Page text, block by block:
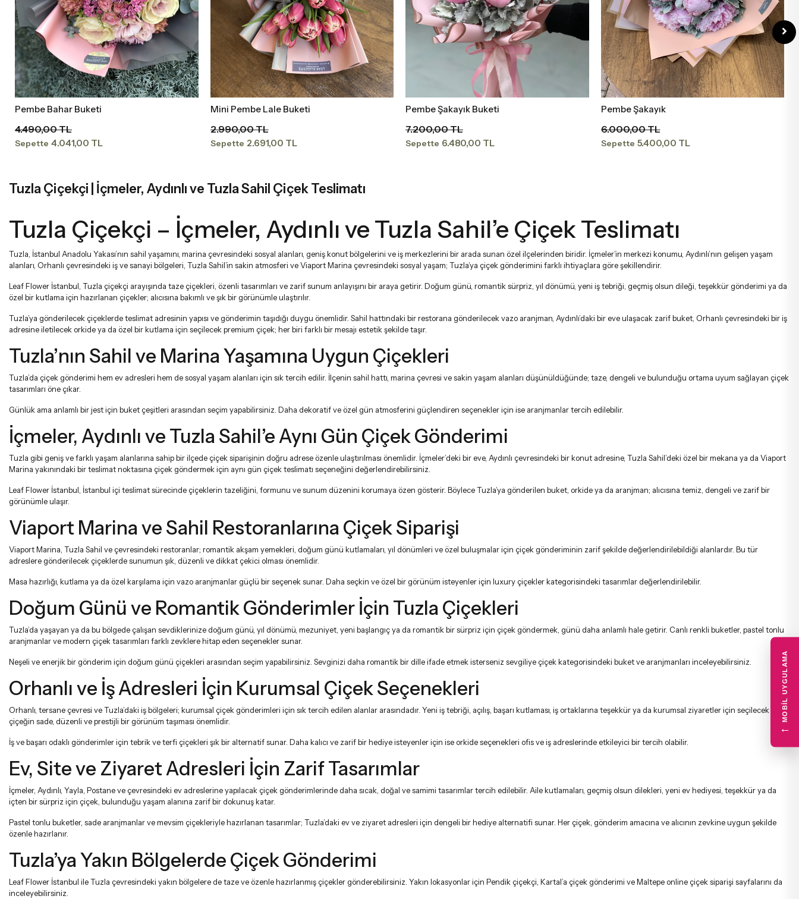
Sepete Ekle
Pembe Bahar Buketi
4.490,00 TL
Sepette 4.041,00 TL
Sepete Ekle
Mini Pembe Lale Buketi
2.990,00 TL
Sepette 2.691,00 TL
Sepete Ekle
Pembe Şakayık Buketi
7.200,00 TL
Sepette 6.480,00 TL
Pembe Şakayık
6.000,00 TL
Sepette 5.400,00 TL
Tuzla Çiçekçi | İçmeler, Aydınlı ve Tuzla Sahil Çiçek Teslimatı
Tuzla Çiçekçi – İçmeler, Aydınlı ve Tuzla Sahil’e Çiçek Teslimatı
Tuzla, İstanbul Anadolu Yakası’nın sahil yaşamını, marina çevresindeki sosyal alanları, geniş konut bölgelerini ve iş merkezlerini bir arada sunan özel ilçelerinden biridir. İçmeler’in merkezi konumu, Aydınlı’nın gelişen yaşam
alanları, Orhanlı çevresindeki iş ve sanayi bölgeleri, Tuzla Sahil’in sakin atmosferi ve Viaport Marina çevresindeki sosyal yaşam; Tuzla’ya çiçek gönderimini farklı ihtiyaçlara göre şekillendirir.
Leaf Flower İstanbul, Tuzla çiçekçi arayışında taze çiçekleri, özenli tasarımları ve zarif sunum anlayışını bir araya getirir. Doğum günü, romantik sürpriz, yıl dönümü, yeni iş tebriği, geçmiş olsun dileği, teşekkür gönderimi ya da
özel bir kutlama için hazırlanan çiçekler; alıcısına bakımlı ve şık bir görünümle ulaştırılır.
Tuzla’ya gönderilecek çiçeklerde teslimat adresinin yapısı ve gönderimin taşıdığı duygu önemlidir. Sahil hattındaki bir restorana gönderilecek vazo aranjman, Aydınlı’daki bir eve ulaşacak zarif buket, Orhanlı çevresindeki bir iş
adresine iletilecek orkide ya da özel bir kutlama için seçilecek premium çiçek; her biri farklı bir mesajı estetik şekilde taşır.
Tuzla’nın Sahil ve Marina Yaşamına Uygun Çiçekleri
Tuzla’da çiçek gönderimi hem ev adresleri hem de sosyal yaşam alanları için sık tercih edilir. İlçenin sahil hattı, marina çevresi ve sakin yaşam alanları düşünüldüğünde; taze, dengeli ve bulunduğu ortama uyum sağlayan çiçek
tasarımları öne çıkar.
Günlük ama anlamlı bir jest için buket çeşitleri arasından seçim yapabilirsiniz. Daha dekoratif ve özel gün atmosferini güçlendiren seçenekler için ise aranjmanlartercih edilebilir.
İçmeler, Aydınlı ve Tuzla Sahil’e Aynı Gün Çiçek Gönderimi
Tuzla gibi geniş ve farklı yaşam alanlarına sahip bir ilçede çiçek siparişinin doğru adrese özenle ulaştırılması önemlidir. İçmeler’deki bir eve, Aydınlı çevresindeki bir konut adresine, Tuzla Sahil’deki özel bir mekana ya da Viaport
Marina yakınındaki bir teslimat noktasına çiçek göndermek için aynı gün çiçek teslimatı seçeneğini değerlendirebilirsiniz.
Leaf Flower İstanbul, İstanbul içi teslimat sürecinde çiçeklerin tazeliğini, formunu ve sunum düzenini korumaya özen gösterir. Böylece Tuzla’ya gönderilen buket, orkide ya da aranjman; alıcısına temiz, dengeli ve zarif bir
görünümle ulaşır.
Viaport Marina ve Sahil Restoranlarına Çiçek Siparişi
Viaport Marina, Tuzla Sahil ve çevresindeki restoranlar; romantik akşam yemekleri, doğum günü kutlamaları, yıl dönümleri ve özel buluşmalar için çiçek gönderiminin zarif şekilde değerlendirilebildiği alanlardır. Bu tür
adreslere gönderilecek çiçeklerde sunumun şık, düzenli ve dikkat çekici olması önemlidir.
Masa hazırlığı, kutlama ya da özel karşılama için vazo aranjmanlargüçlü bir seçenek sunar. Daha seçkin ve özel bir görünüm isteyenler için luxury çiçeklerkategorisindeki tasarımlar değerlendirilebilir.
Doğum Günü ve Romantik Gönderimler İçin Tuzla Çiçekleri
Tuzla’da yaşayan ya da bu bölgede çalışan sevdiklerinize doğum günü, yıl dönümü, mezuniyet, yeni başlangıç ya da romantik bir sürpriz için çiçek göndermek, günü daha anlamlı hale getirir. Canlı renkli buketler, pastel tonlu
aranjmanlar ve modern çiçek tasarımları farklı zevklere hitap eden seçenekler sunar.
Neşeli ve enerjik bir gönderim için doğum günü çiçekleri arasından seçim yapabilirsiniz. Sevginizi daha romantik bir dille ifade etmek isterseniz sevgiliye çiçekkategorisindeki buket ve aranjmanları inceleyebilirsiniz.
Orhanlı ve İş Adresleri İçin Kurumsal Çiçek Seçenekleri
Orhanlı, tersane çevresi ve Tuzla’daki iş bölgeleri; kurumsal çiçek gönderimleri için sık tercih edilen alanlar arasındadır. Yeni iş tebriği, açılış, başarı kutlaması, iş ortaklarına teşekkür ya da kurumsal ziyaretler için seçilecek
çiçeğin sade, düzenli ve prestijli bir görünüm taşıması önemlidir.
İş ve başarı odaklı gönderimler için tebrik ve terfi çiçekleri şık bir alternatif sunar. Daha kalıcı ve zarif bir hediye isteyenler için ise orkideseçenekleri ofis ve iş adreslerinde etkileyici bir tercih olabilir.
Ev, Site ve Ziyaret Adresleri İçin Zarif Tasarımlar
İçmeler, Aydınlı, Yayla, Postane ve çevresindeki ev adreslerine yapılacak çiçek gönderimlerinde daha sıcak, doğal ve samimi tasarımlar tercih edilebilir. Aile kutlamaları, geçmiş olsun dilekleri, yeni ev hediyesi, teşekkür ya da
içten bir sürpriz için çiçek, bulunduğu yaşam alanına zarif bir dokunuş katar.
Pastel tonlu buketler, sade aranjmanlar ve mevsim çiçekleriyle hazırlanan tasarımlar; Tuzla’daki ev ve ziyaret adresleri için dengeli bir hediye alternatifi sunar. Her çiçek, gönderim amacına ve alıcının zevkine uygun şekilde
özenle hazırlanır.
Tuzla’ya Yakın Bölgelerde Çiçek Gönderimi
Leaf Flower İstanbul ile Tuzla çevresindeki yakın bölgelere de taze ve özenle hazırlanmış çiçekler gönderebilirsiniz. Yakın lokasyonlar için Pendik çiçekçi Kartal’a çiçek gönderimi veMaltepe online çiçek siparişi sayfalarını da
inceleyebilirsiniz.
MOBIL UYGULAMA
←